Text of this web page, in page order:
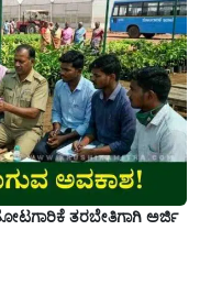
ತರಬೇತಿಗಾಗಿ ಅರ್ಜಿ